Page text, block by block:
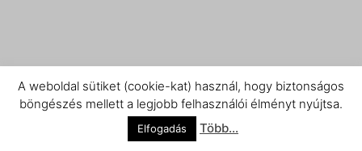
A weboldal sütiket (cookie-kat) használ, hogy biztonságos
böngészés mellett a legjobb felhasználói élményt nyújtsa.
Elfogadás Több...